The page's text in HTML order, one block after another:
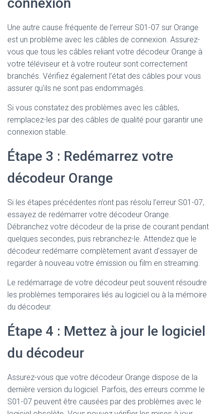
Une autre cause fréquente de l’erreur S01-07 sur Orange
est un problème avec les câbles de connexion. Assurez-
vous que tous les câbles reliant votre décodeur Orange à
votre téléviseur et à votre routeur sont correctement
branchés. Vérifiez également l’état des câbles pour vous
assurer qu’ils ne sont pas endommagés.
Si vous constatez des problèmes avec les câbles,
remplacez-les par des câbles de qualité pour garantir une
connexion stable.
Étape 3 : Redémarrez votre
décodeur Orange
Si les étapes précédentes n’ont pas résolu l’erreur S01-07,
essayez de redémarrer votre décodeur Orange.
Débranchez votre décodeur de la prise de courant pendant
quelques secondes, puis rebranchez-le. Attendez que le
décodeur redémarre complètement avant d’essayer de
regarder à nouveau votre émission ou film en streaming.
Le redémarrage de votre décodeur peut souvent résoudre
les problèmes temporaires liés au logiciel ou à la mémoire
du décodeur.
Étape 4 : Mettez à jour le logiciel
du décodeur
Assurez-vous que votre décodeur Orange dispose de la
dernière version du logiciel. Parfois, des erreurs comme le
S01-07 peuvent être causées par des problèmes avec le